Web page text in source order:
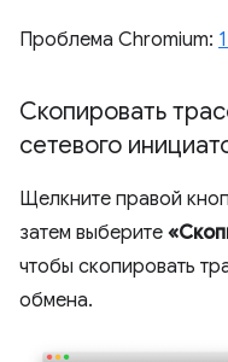
Проблема Chromium:
Скопировать
сетевого
Щелкните правой
затем выберите
чтобы скопировать
обмена.